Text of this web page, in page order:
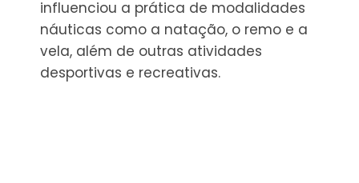
influenciou a prática de modalidades
náuticas como a natação, o remo e a
vela, além de outras atividades
desportivas e recreativas.